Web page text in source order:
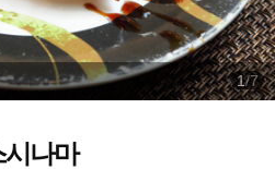
1/7
시나마